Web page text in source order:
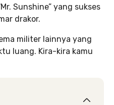
Sunshine” yang sukses
drakor.
militer lainnya yang
luang. Kira-kira kamu